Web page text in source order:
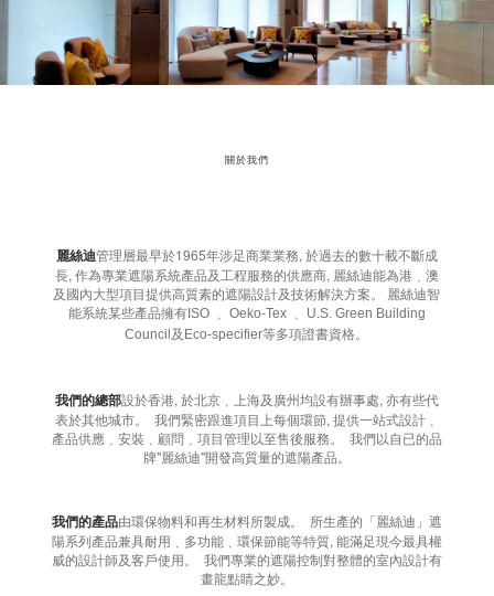
關於我們
麗絲迪管理層最早於1965年涉足商業業務, 於過去的數十載不斷成
長, 作為專業遮陽系統產品及工程服務的供應商, 麗絲迪能為港﹑澳
及國內大型項目提供高質素的遮陽設計及技術解決方案。 麗絲迪智
能系統某些產品擁有ISO﹑ Oeko-Tex ﹑ U.S. Green Building
Council及Eco-specifier等多項證書資格。
我們的總部設於香港, 於北京﹑上海及廣州均設有辦事處, 亦有些代
表於其他城市。 我們緊密跟進項目上每個環節, 提供一站式設計﹑
產品供應﹑安裝﹑顧問﹑項目管理以至售後服務。 我們以自已的品
牌"麗絲迪"開發高質量的遮陽產品。
我們的產品由環保物料和再生材料所製成。 所生產的「麗絲迪」遮
陽系列產品兼具耐用﹑多功能﹑環保節能等特質, 能滿足現今最具權
威的設計師及客戶使用。 我們專業的遮陽控制對整體的室內設計有
畫龍點睛之妙。